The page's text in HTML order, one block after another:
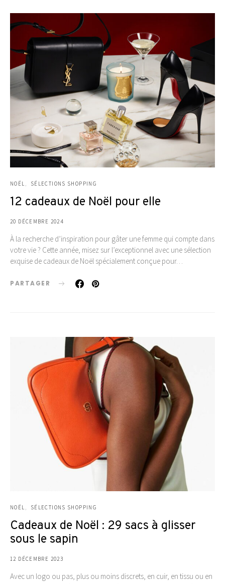
NOËL SÉLECTIONS SHOPPING
12 cadeaux de Noël pour elle
20 DÉCEMBRE 2024
À la recherche d’inspiration pour gâter une femme qui compte dans
votre vie ? Cette année, misez sur l’exceptionnel avec une sélection
exquise de cadeaux de Noël spécialement conçue pour…
PARTAGER
NOËL SÉLECTIONS SHOPPING
Cadeaux de Noël : 29 sacs à glisser
sous le sapin
12 DÉCEMBRE 2023
Avec un logo ou pas, plus ou moins discrets, en cuir, en tissu ou en